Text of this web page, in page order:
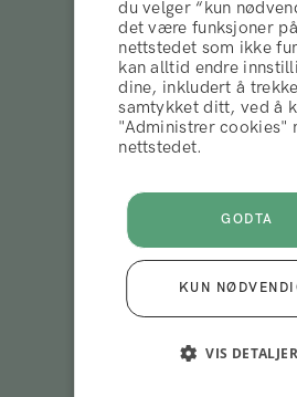
Les omAVVIS
AKSEPTERER
du velger “kun
det være funksjoner på
nettstedet som ikke
kan alltid endre
dine, inkludert å
samtykket ditt, ved å
"Administrer cookies"
nettstedet.
GODTA
KUN
VIS DETALJER